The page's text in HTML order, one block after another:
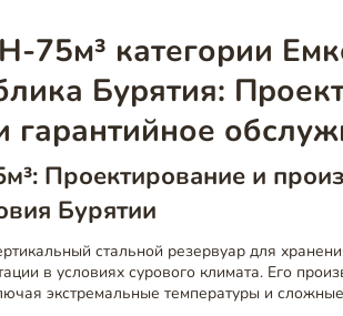
75м³ категории
Бурятия:
гарантийное
Проектирование и
Бурятии
стальной резервуар для
в условиях сурового климата. Его
экстремальные температуры и